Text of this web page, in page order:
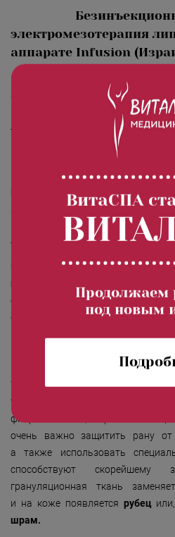
электромезотерапия
аппарате Infusion
Это безболезненная
безопасная и высокоэффективная
является альтернативой
использования игл.
Биотатуаж бровей хнойпозволяет
лица, восстановить брови,
добиться долговременного
рекомендован для стойкого
а также бровей, потерявших
Читать далее
Кожа — это защитная оболочка,
нашего организма.
Она
ее назначение — оберегать
среды.
глубокая рана, запускается
повреждения развивается
7-10 дней,края раны
тканью (соединительная ткань,
фибробластами,
очень важно защитить рану от
а также использовать
способствуют скорейшему
грануляционная ткань
и на коже появляется рубец
шрам.
ВитаСПА
Продолжаем
под новым